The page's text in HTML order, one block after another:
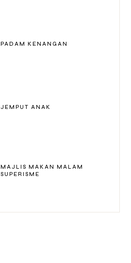
PADAM KENANGAN
JEMPUT ANAK
MAJLIS MAKAN MALAM
SUPERISME